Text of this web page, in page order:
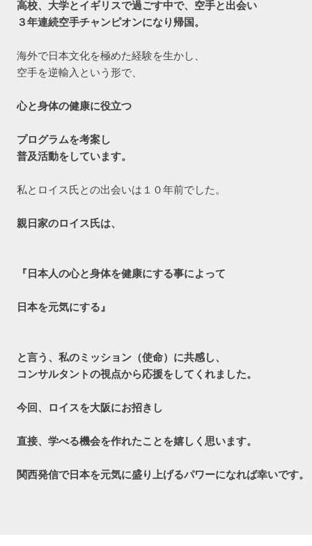
高校、大学とイギリスで過ごす中で、空手と出会い
３年連続空手チャンピオンになり帰国。
海外で日本文化を極めた経験を生かし、
空手を逆輸入という形で、
心と身体の健康に役立つ
プログラムを考案し
普及活動をしています。
私とロイス氏との出会いは１０年前でした。
『日本人の心と身体を健康にする事によって
日本を元気にする』
と言う、私のミッション（使命）に共感し、
コンサルタントの視点から応援をしてくれました。
今回、ロイスを大阪にお招きし
直接、学べる機会を作れたことを嬉しく思います。
関西発信で日本を元気に盛り上げるパワーになれば幸いです。